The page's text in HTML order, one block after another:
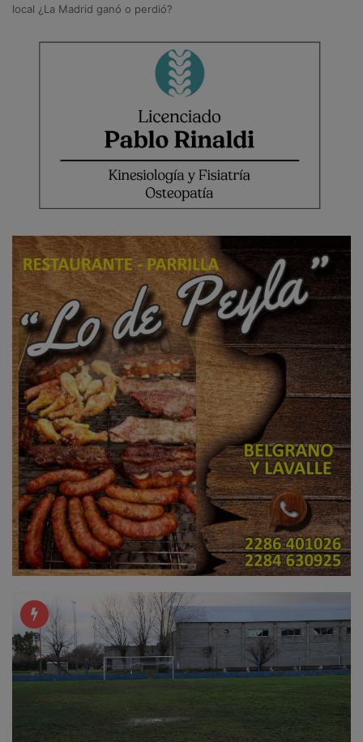
local ¿La Madrid ganó o perdió?